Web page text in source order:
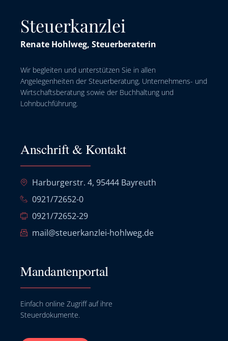
Steuerkanzlei
Renate Hohlweg, Steuerberaterin
Wir begleiten und unterstützen Sie in allen
Angelegenheiten der Steuerberatung, Unternehmens- und
Wirtschaftsberatung sowie der Buchhaltung und
Lohnbuchführung.
Anschrift & Kontakt
Harburgerstr. 4, 95444 Bayreuth
0921/72652-0
0921/72652-29
mail@steuerkanzlei-hohlweg.de
Mandantenportal
Einfach online Zugriff auf ihre
Steuerdokumente.